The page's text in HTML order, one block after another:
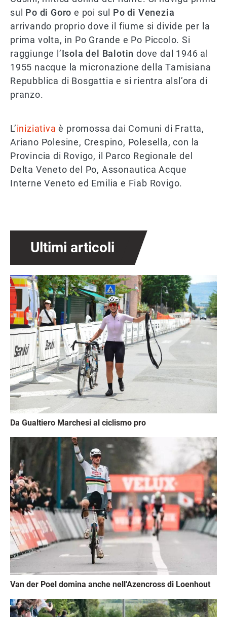
sul Po di Goro e poi sul Po di Venezia
arrivando proprio dove il fiume si divide per la
prima volta, in Po Grande e Po Piccolo. Si
raggiunge l’Isola del Balotindove dal 1946 al
1955 nacque la micronazione della Tamisiana
Repubblica di Bosgattia e si rientra alsl’ora di
pranzo.
L’iniziativa è promossa dai Comuni di Fratta,
Ariano Polesine, Crespino, Polesella, con la
Provincia di Rovigo, il Parco Regionale del
Delta Veneto del Po, Assonautica Acque
Interne Veneto ed Emilia e Fiab Rovigo.
Ultimi articoli
Immagine
Da Gualtiero Marchesi al ciclismo pro
Van der Poel domina anche nell'Azencross di Loenhout
Immagine